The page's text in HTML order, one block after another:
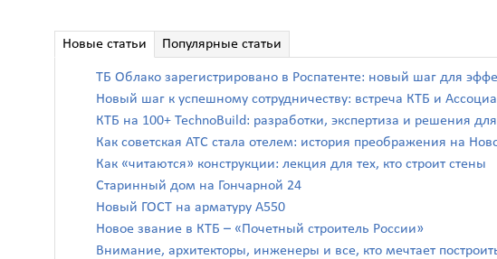
Новые статьи Популярные статьи
ТБ Облако зарегистрировано в Роспатенте: новый шаг для
Новый шаг к успешному сотрудничеству: встреча КТБ и
КТБ на 100+ TechnoBuild: разработки, экспертиза и решения
Как советская АТС стала отелем: история преображения на
Как «читаются» конструкции: лекция для тех, кто строит стены
Старинный дом на Гончарной 24
Новый ГОСТ на арматуру А550
Новое звание в КТБ – «Почетный строитель России»
Внимание, архитекторы, инженеры и все, кто мечтает